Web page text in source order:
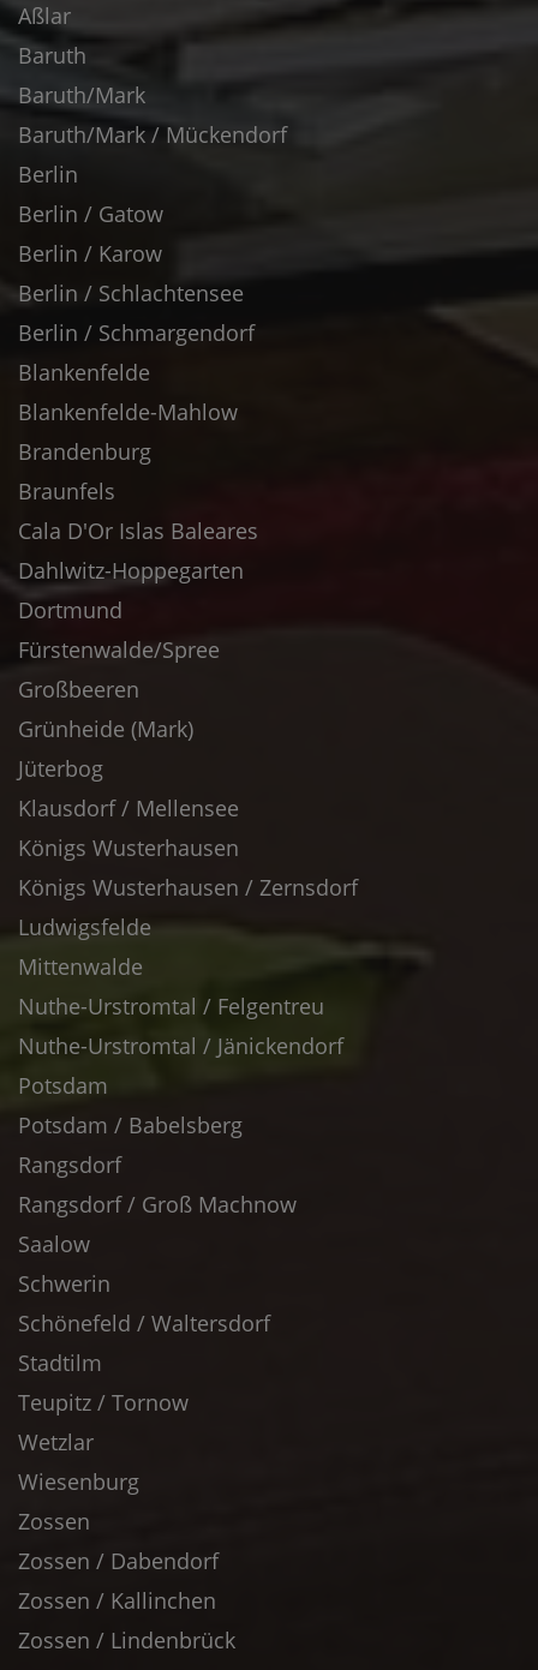
Aßlar
Baruth
Baruth/Mark
Baruth/Mark / Mückendorf
Berlin
Berlin / Gatow
Berlin / Karow
Berlin / Schlachtensee
Berlin / Schmargendorf
Blankenfelde
Blankenfelde-Mahlow
Brandenburg
Braunfels
Cala D'Or Islas Baleares
Dahlwitz-Hoppegarten
Dortmund
Fürstenwalde/Spree
Großbeeren
Grünheide (Mark)
Jüterbog
Klausdorf / Mellensee
Königs Wusterhausen
Königs Wusterhausen / Zernsdorf
Ludwigsfelde
Mittenwalde
Nuthe-Urstromtal / Felgentreu
Nuthe-Urstromtal / Jänickendorf
Potsdam
Potsdam / Babelsberg
Rangsdorf
Rangsdorf / Groß Machnow
Saalow
Schwerin
Schönefeld / Waltersdorf
Stadtilm
Teupitz / Tornow
Wetzlar
Wiesenburg
Zossen
Zossen / Dabendorf
Zossen / Kallinchen
Zossen / Lindenbrück